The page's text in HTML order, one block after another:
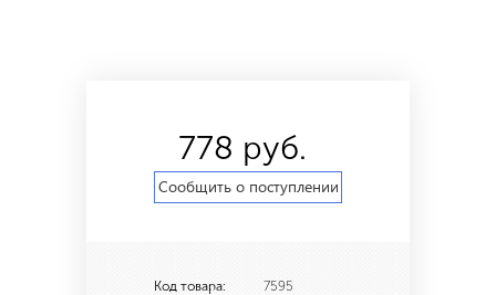
778 руб.
Сообщить о поступлении
Код товара:
7595